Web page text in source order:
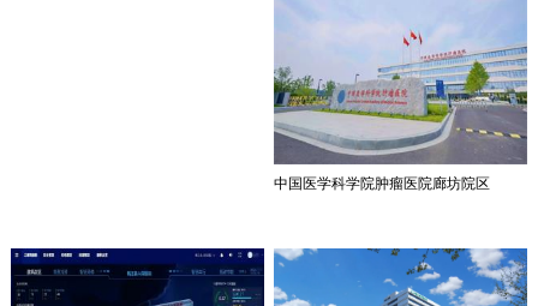
中国医学科学院肿瘤医院廊坊院区